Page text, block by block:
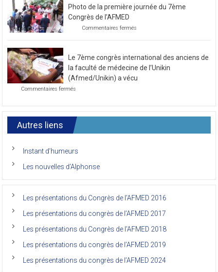
prochain
de
2021
Photo de la première journée du 7ème
Congrès de l’AFMED
Commentaires fermés
première
journée
7ème
l’AFMED
Le 7ème congrès international des anciens de
la faculté de médecine de l’Unikin
(Afmed/Unikin) a vécu
Commentaires fermés
congrès
international
anciens
la
de
de
(Afmed/Unikin)
vécu
Autres liens
Instant d’humeurs
Les nouvelles d’Alphonse
Les présentations du Congrès de l’AFMED 2016
Les présentations du congrès de l’AFMED 2017
Les présentations du Congrès de l’AFMED 2018
Les présentations du congrès de l’AFMED 2019
Les présentations du congrès de l’AFMED 2024